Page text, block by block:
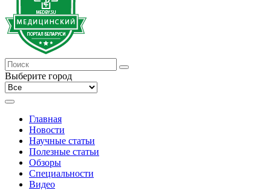
Выберите город
Главная
Новости
Научные статьи
Полезные статьи
Обзоры
Специальности
Видео